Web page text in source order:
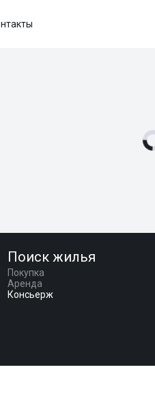
Поиск жилья
Покупка
Аренда
Консьерж